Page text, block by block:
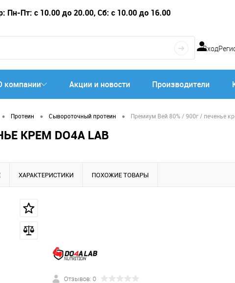
Пн-Пт: с 10.00 до 20.00, Сб: с 10.00 до 16.00
Вход
компании Акции и новости Производители
• Протеин • Сывороточный протеин • Премиум Вей 80% / 900г / печенье
КРЕМ DO4A LAB
ХАРАКТЕРИСТИКИ ПОХОЖИЕ ТОВАРЫ
Отзывов: 0